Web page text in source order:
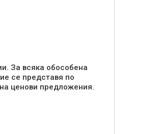
За всяка обособена
се представя по
ценови предложения.